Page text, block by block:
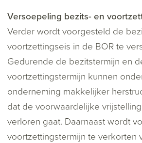
Versoepeling bezits- en
Verder wordt voorgesteld de
voortzettingseis in de BOR te
Gedurende de bezitstermijn en
voortzettingstermijn kunnen
onderneming makkelijker
dat de voorwaardelijke
verloren gaat. Daarnaast wordt
voortzettingstermijn te verkorten